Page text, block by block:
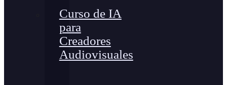
Curso de IA
para
Creadores
Audiovisuales